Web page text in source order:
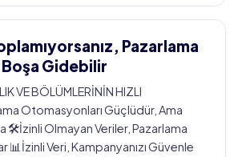
Pazarlama
Boşa Gidebilir
VE BÖLÜMLERİNİN HIZLI
Otomasyonları Güçlüdür, Ama
🛠️İzinli Olmayan Veriler, Pazarlama
📊İzinli Veri, Kampanyanızı Güvenle